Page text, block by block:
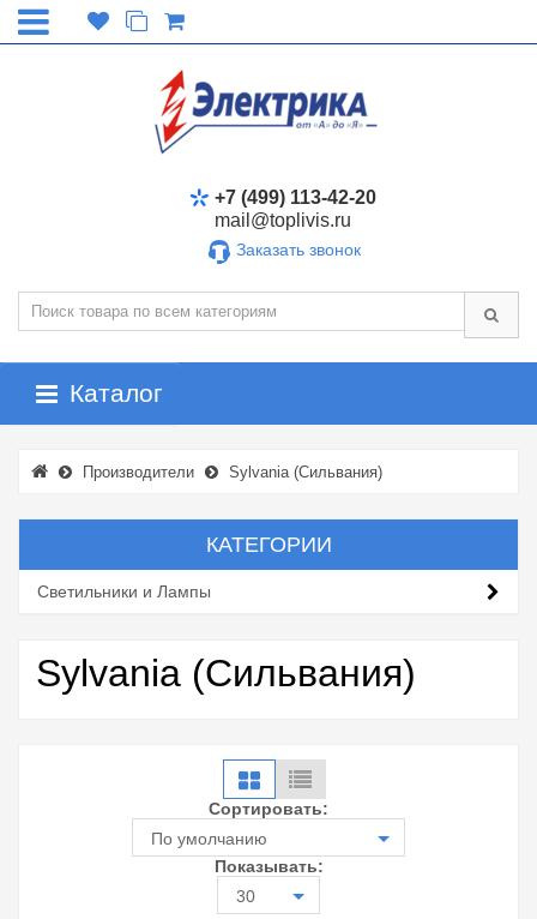
+7 (499) 113-42-20
mail@toplivis.ru
Заказать звонок
Каталог
Производители Sylvania (Сильвания)
КАТЕГОРИИ
Светильники и Лампы
Sylvania (Сильвания)
Сортировать:
По умолчанию
Показывать:
30